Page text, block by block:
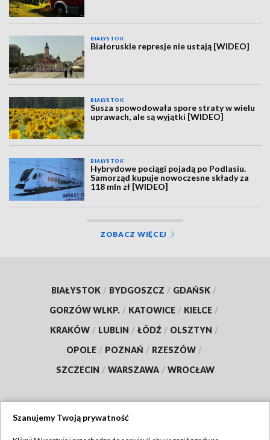
BIAŁYSTOK
Białoruskie represje nie ustają [WIDEO]
BIAŁYSTOK
Susza spowodowała spore straty w wielu
uprawach, ale są wyjątki [WIDEO]
BIAŁYSTOK
Hybrydowe pociągi pojadą po Podlasiu.
Samorząd kupuje nowoczesne składy za
118 mln zł [WIDEO]
ZOBACZ WIĘCEJ
BIAŁYSTOK / BYDGOSZCZ / GDAŃSK /
GORZÓW WLKP. / KATOWICE / KIELCE /
KRAKÓW / LUBLIN / ŁÓDŹ / OLSZTYN /
OPOLE / POZNAŃ / RZESZÓW /
SZCZECIN / WARSZAWA / WROCŁAW
Szanujemy Twoją prywatność